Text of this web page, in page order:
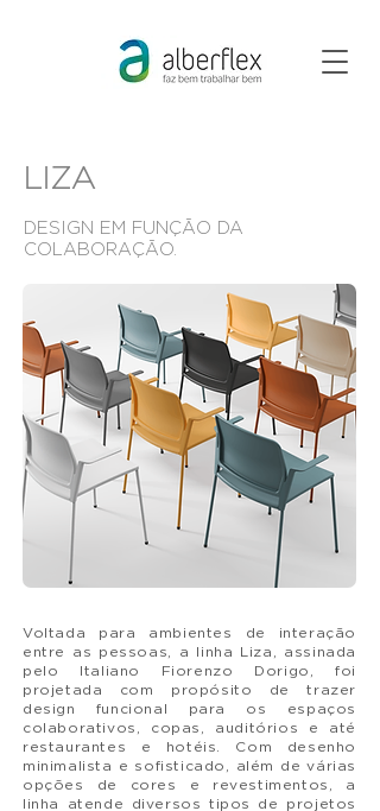
LIZA
DESIGN EM FUNÇÃO DA
COLABORAÇÃO.
Voltada para ambientes de interação
entre as pessoas, a linha Liza, assinada
pelo Italiano Fiorenzo Dorigo, foi
projetada com propósito de trazer
design funcional para os espaços
colaborativos, copas, auditórios e até
restaurantes e hotéis. Com desenho
minimalista e sofisticado, além de várias
opções de cores e revestimentos, a
linha atende diversos tipos de projetos